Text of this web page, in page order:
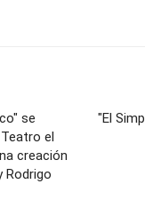
se
el
creación
Rodrigo
"El